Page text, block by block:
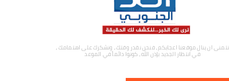
نتمنى ان ينال موقعنا اعجابكم ، فنحن نقدر وقتك ، ونشكرك على اهتمامك ،
في انتظار الجديد بإذن الله ، كونوا دائماً في الموعد